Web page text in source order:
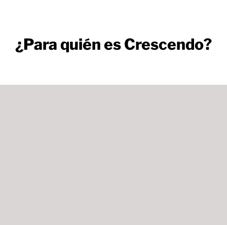
¿Para quién es Crescendo?